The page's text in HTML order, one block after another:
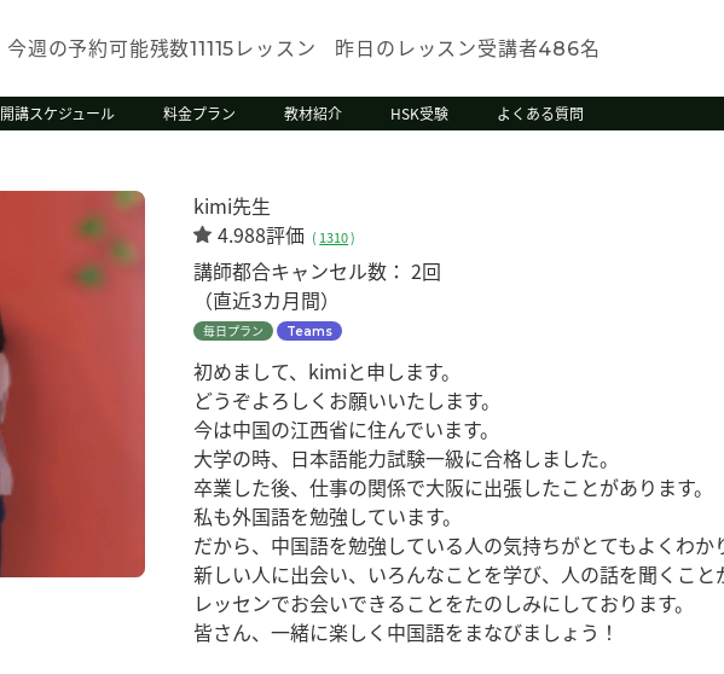
今週の予約可能残数11115 レッスン 昨日のレッスン受講者486名
開講スケジュール 料金プラン 教材紹介 HSK受験 よくある質問
kimi先生
4.988評価 ( 1310)
講師都合キャンセル数： 2回
（直近3カ月間）
毎日プラン Teams
初めまして、kimiと申します。
どうぞよろしくお願いいたします。
今は中国の江西省に住んでいます。
大学の時、日本語能力試験一級に合格しました。
卒業した後、仕事の関係で大阪に出張したことがあります。
私も外国語を勉強しています。
だから、中国語を勉強している人の気持ちがとてもよくわか
新しい人に出会い、いろんなことを学び、人の話を聞くこと
レッセンでお会いできることをたのしみにしております。
皆さん、一緒に楽しく中国語をまなびましょう！